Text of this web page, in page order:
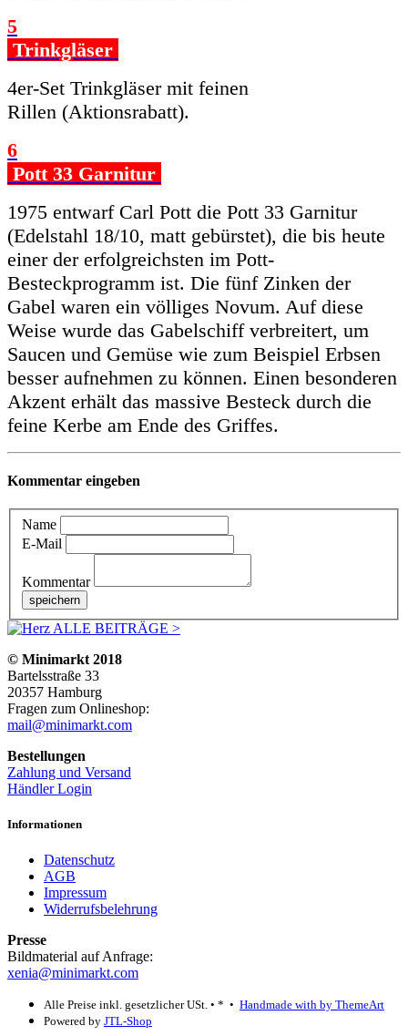
5
Trinkgläser
4er-Set Trinkgläser mit feinen
Rillen (Aktionsrabatt).
6
Pott 33 Garnitur
1975 entwarf Carl Pott die Pott 33 Garnitur
(Edelstahl 18/10, matt gebürstet), die bis heute
einer der erfolgreichsten im Pott-
Besteckprogramm ist. Die fünf Zinken der
Gabel waren ein völliges Novum. Auf diese
Weise wurde das Gabelschiff verbreitert, um
Saucen und Gemüse wie zum Beispiel Erbsen
besser aufnehmen zu können. Einen besonderen
Akzent erhält das massive Besteck durch die
feine Kerbe am Ende des Griffes.
Kommentar eingeben
Name
E-Mail
Kommentar
ALLE BEITRÄGE >
© Minimarkt 2018
Bartelsstraße 33
20357 Hamburg
Fragen zum Onlineshop:
mail@minimarkt.com
Bestellungen
Zahlung und Versand
Händler Login
Informationen
Datenschutz
AGB
Impressum
Widerrufsbelehrung
Presse
Bildmaterial auf Anfrage:
xenia@minimarkt.com
Alle Preise inkl. gesetzlicher USt. • * • Handmade with by ThemeArt
Powered by JTL-Shop